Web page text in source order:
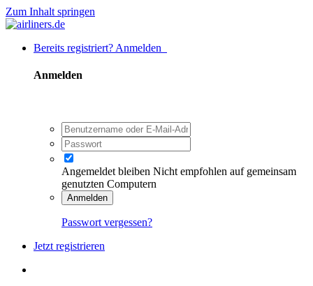
Zum Inhalt springen
Bereits registriert? Anmelden
Anmelden
Angemeldet bleiben Nicht empfohlen auf gemeinsam
genutzten Computern
Anmelden
Passwort vergessen?
Jetzt registrieren